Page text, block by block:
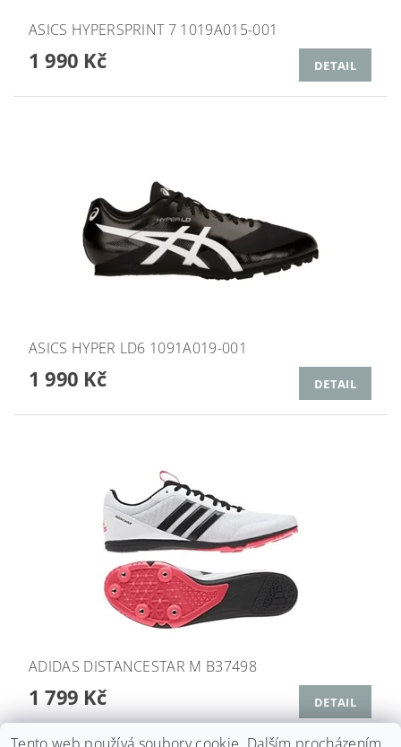
ASICS HYPERSPRINT 7 1019A015-001
1 990 Kč DETAIL
ASICS HYPER LD6 1091A019-001
1 990 Kč DETAIL
ADIDAS DISTANCESTAR M B37498
1 799 Kč DETAIL